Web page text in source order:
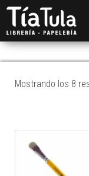
Mostrando los 8